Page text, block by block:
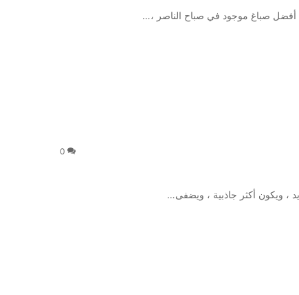
صباغ موجود في صباح الناصر ،…
0
، ويكون أكثر جاذبية ، ويضفى…